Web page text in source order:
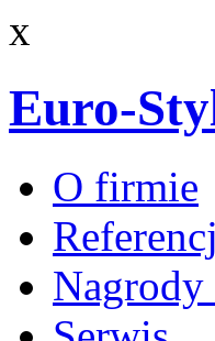
x
Euro-
O firmie